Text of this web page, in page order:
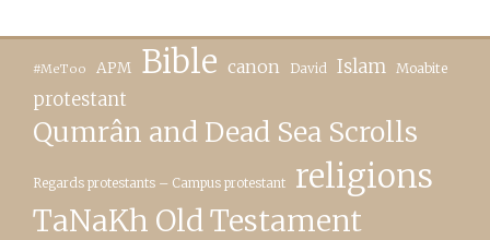
#MeToo APM Bible canon David Islam Moabite
protestant
Qumrân and Dead Sea Scrolls
Regards protestants – Campus protestant religions
TaNaKh Old Testament